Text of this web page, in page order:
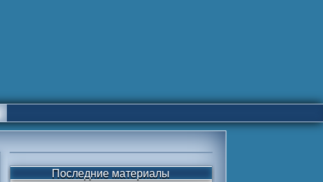
Последние материалы